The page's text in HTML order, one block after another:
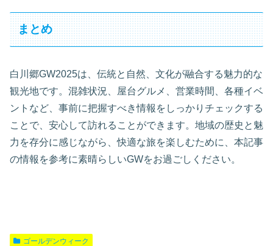
まとめ
白川郷GW2025は、伝統と自然、文化が融合する魅力的な
観光地です。混雑状況、屋台グルメ、営業時間、各種イベ
ントなど、事前に把握すべき情報をしっかりチェックする
ことで、安心して訪れることができます。地域の歴史と魅
力を存分に感じながら、快適な旅を楽しむために、本記事
の情報を参考に素晴らしいGWをお過ごしください。
ゴールデンウィーク